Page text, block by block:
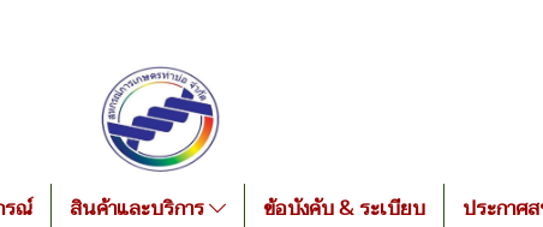
รณ์ สินค้าและบริการ ข้อบังคับ & ระเบียบ ประกาศ